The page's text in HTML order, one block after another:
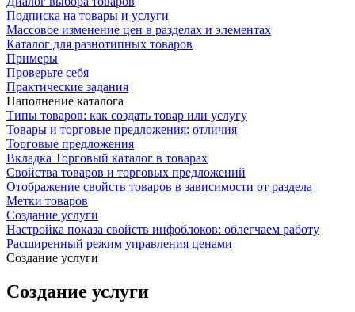
Подписка на товары и услуги
Массовое изменение цен в разделах и элементах
Каталог для разнотипных товаров
Примеры
Проверьте себя
Практические задания
Наполнение каталога
Типы товаров: как создать товар или услугу
Товары и торговые предложения: отличия
Торговые предложения
Вкладка Торговый каталог в товарах
Свойства товаров и торговых предложений
Отображение свойств товаров в зависимости от раздела
Метки товаров
Создание услуги
Настройка показа свойств инфоблоков: облегчаем работу
Расширенный режим управления ценами
Создание услуги
Создание услуги